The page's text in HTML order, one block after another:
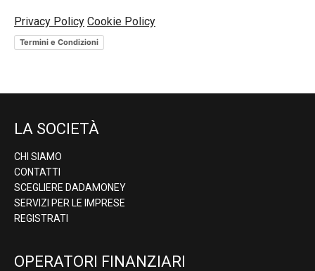
Privacy Policy Cookie Policy
Termini e Condizioni
LA SOCIETÀ
CHI SIAMO
CONTATTI
SCEGLIERE DADAMONEY
SERVIZI PER LE IMPRESE
REGISTRATI
OPERATORI FINANZIARI